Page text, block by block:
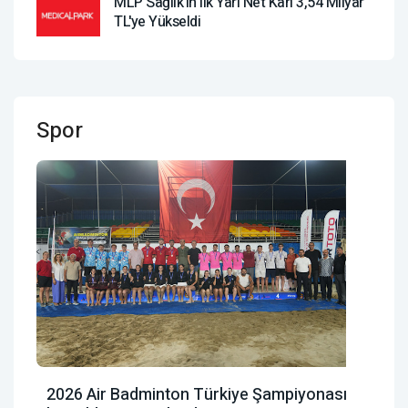
TL'ye Yükseldi
Spor
2026 Air Badminton Türkiye Şampiyonası